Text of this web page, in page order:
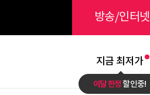
방송/인터넷
지금 최저가
이달 한정할인중!